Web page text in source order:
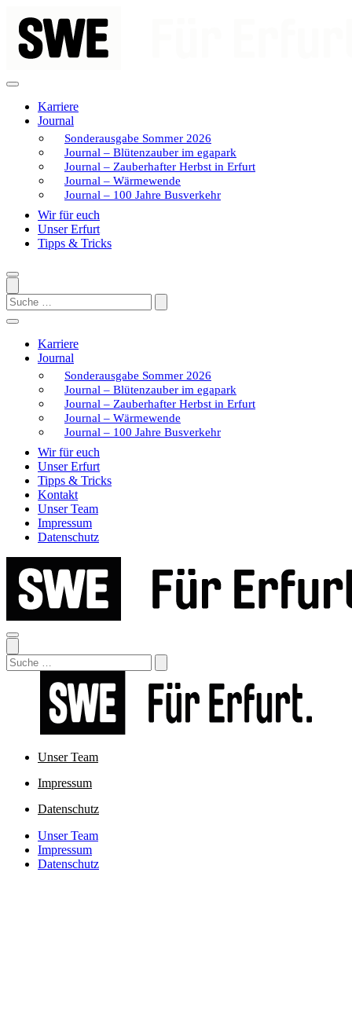
Inhalt
springen
Karriere
Journal
Sonderausgabe Sommer 2026
Journal – Blütenzauber im egapark
Journal – Zauberhafter Herbst in Erfurt
Journal – Wärmewende
Journal – 100 Jahre Busverkehr
Wir für euch
Unser Erfurt
Tipps & Tricks
Search
Karriere
Journal
Sonderausgabe Sommer 2026
Journal – Blütenzauber im egapark
Journal – Zauberhafter Herbst in Erfurt
Journal – Wärmewende
Journal – 100 Jahre Busverkehr
Wir für euch
Unser Erfurt
Tipps & Tricks
Kontakt
Unser Team
Impressum
Datenschutz
Search
Unser Team
Impressum
Datenschutz
Unser Team
Impressum
Datenschutz